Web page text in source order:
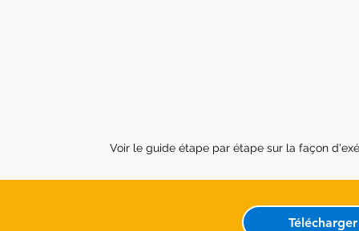
Voir le guide étape par étape sur la façon